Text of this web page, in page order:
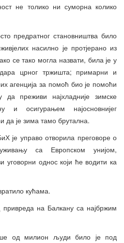
не толико ни суморна колико
предратног становништва било
насилно је протјерано из
се тако могла назвати, била је у
црног тржишта; примарни и
агенција за помоћ био је помоћи
да преживи најхладније зимске
и осигурањем најосновнијег
да је зима тамо брутална.
је управо отворила преговоре о
са Европском унијом,
уговорни однос који ће водити ка
кућама.
на Балкану са најбржим
од милион људи било је под